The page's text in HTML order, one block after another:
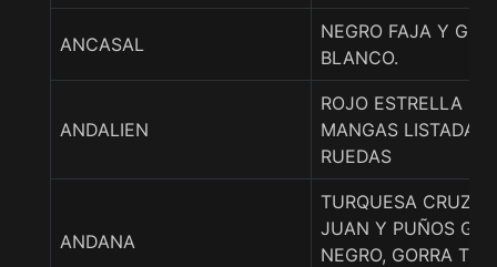
ANCASAL
NEGRO FAJA Y
BLANCO.
ANDALIEN
ROJO ESTRELLA
MANGAS
RUEDAS
ANDANA
TURQUESA CRUZ
JUAN Y PUÑOS
NEGRO, GORRA